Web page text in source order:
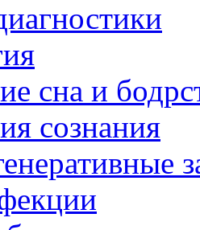
сна и
сознания